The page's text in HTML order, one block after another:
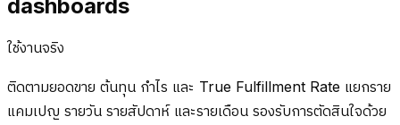
dashboards
ใช้งานจริง
ติดตามยอดขาย ต้นทุน กำไร และ True Fulfillment Rate แยกราย
แคมเปญ รายวัน รายสัปดาห์ และรายเดือน รองรับการตัดสินใจด้วย